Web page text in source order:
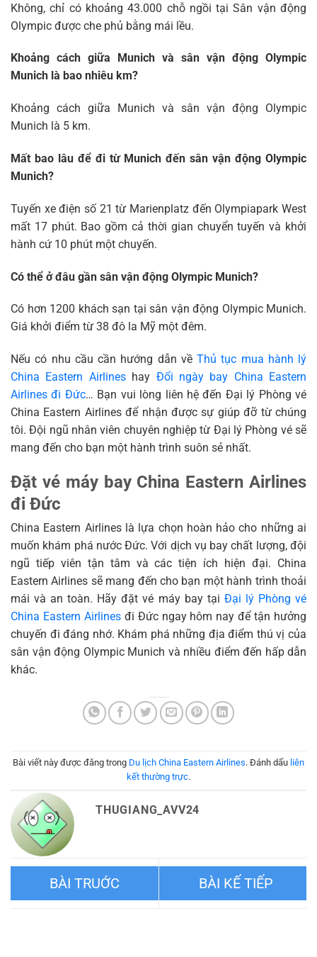
Không, chỉ có khoảng 43.000 chỗ ngồi tại Sân vận động
Olympic được che phủ bằng mái lều.
Khoảng cách giữa Munich và sân vận động Olympic
Munich là bao nhiêu km?
Khoảng cách giữa Munich và sân vận động Olympic
Munich là 5 km.
Mất bao lâu để đi từ Munich đến sân vận động Olympic
Munich?
Tuyến xe điện số 21 từ Marienplatz đến Olympiapark West
mất 17 phút. Bao gồm cả thời gian chuyển tuyến và khởi
hành cứ 10 phút một chuyến.
Có thể ở đâu gần sân vận động Olympic Munich?
Có hơn 1200 khách sạn tại sân vận động Olympic Munich.
Giá khởi điểm từ 38 đô la Mỹ một đêm.
Nếu có nhu cầu cần hướng dẫn về Thủ tục mua hành lý
China Eastern Airlineshay Đổi ngày bay China Eastern
Airlines đi Đức… Bạn vui lòng liên hệ đến Đại lý Phòng vé
China Eastern Airlines để nhận được sự giúp đỡ từ chúng
tôi. Đội ngũ nhân viên chuyên nghiệp từ Đại lý Phòng vé sẽ
mang đến cho bạn một hành trình suôn sẻ nhất.
Đặt vé máy bay China Eastern Airlines
đi Đức
China Eastern Airlines là lựa chọn hoàn hảo cho những ai
muốn khám phá nước Đức. Với dịch vụ bay chất lượng, đội
ngũ tiếp viên tận tâm và các tiện ích hiện đại. China
Eastern Airlines sẽ mang đến cho bạn một hành trình thoải
mái và an toàn. Hãy đặt vé máy bay tại Đại lý Phòng vé
China Eastern Airlinesđi Đức ngay hôm nay để tận hưởng
chuyến đi đáng nhớ. Khám phá những địa điểm thú vị của
sân vận động Olympic Munich và nhiều điểm đến hấp dẫn
khác.
Bài viết này được đăng trong Du lịch China Eastern Airlines. Đánh dấu liên
kết thường trực.
THUGIANG_AVV24